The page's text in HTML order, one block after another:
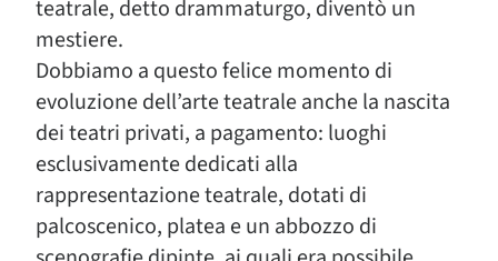
teatrale, detto drammaturgo, diventò un
mestiere.
Dobbiamo a questo felice momento di
evoluzione dell’arte teatrale anche la nascita
dei teatri privati, a pagamento: luoghi
esclusivamente dedicati alla
rappresentazione teatrale, dotati di
palcoscenico, platea e un abbozzo di